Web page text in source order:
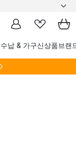
수납 & 가구신상품브랜